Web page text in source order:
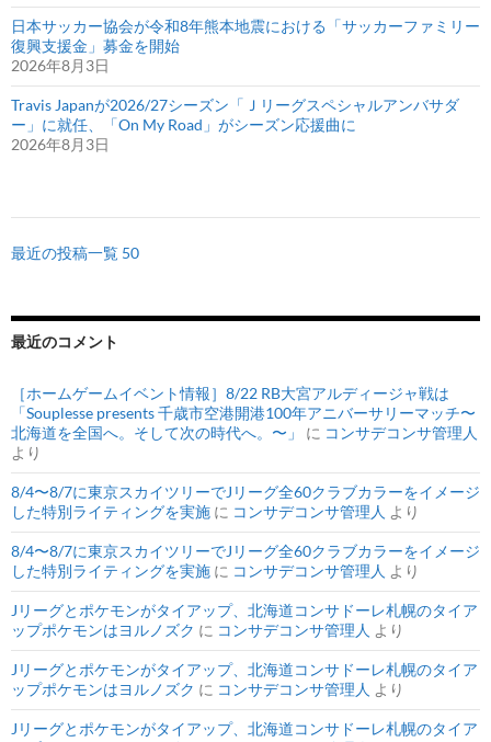
日本サッカー協会が令和8年熊本地震における「サッカーファミリー
復興支援金」募金を開始
2026年8月3日
Travis Japanが2026/27シーズン「Ｊリーグスペシャルアンバサダ
ー」に就任、「On My Road」がシーズン応援曲に
2026年8月3日
最近の投稿一覧 50
最近のコメント
［ホームゲームイベント情報］8/22 RB大宮アルディージャ戦は
「Souplesse presents 千歳市空港開港100年アニバーサリーマッチ〜
北海道を全国へ。そして次の時代へ。〜」
に コンサデコンサ管理人
より
8/4〜8/7に東京スカイツリーでJリーグ全60クラブカラーをイメージ
した特別ライティングを実施 に コンサデコンサ管理人 より
8/4〜8/7に東京スカイツリーでJリーグ全60クラブカラーをイメージ
した特別ライティングを実施 に コンサデコンサ管理人 より
Jリーグとポケモンがタイアップ、北海道コンサドーレ札幌のタイア
ップポケモンはヨルノズク に コンサデコンサ管理人 より
Jリーグとポケモンがタイアップ、北海道コンサドーレ札幌のタイア
ップポケモンはヨルノズク に コンサデコンサ管理人 より
Jリーグとポケモンがタイアップ、北海道コンサドーレ札幌のタイア